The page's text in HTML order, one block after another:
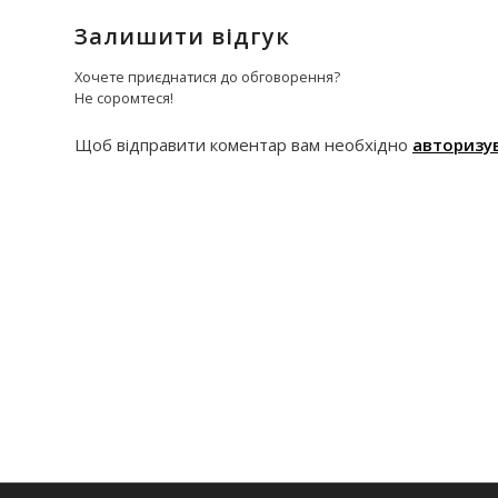
Залишити відгук
Хочете приєднатися до обговорення?
Не соромтеся!
Щоб відправити коментар вам необхідно